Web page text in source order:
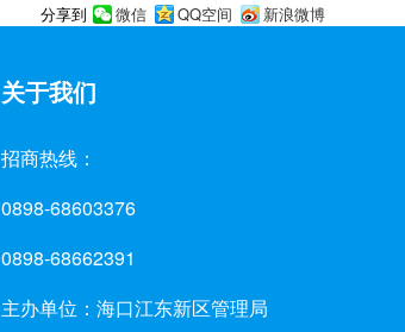
分享到 微信 QQ空间 新浪微博
关于我们
招商热线：
0898-68603376
0898-68662391
主办单位：海口江东新区管理局